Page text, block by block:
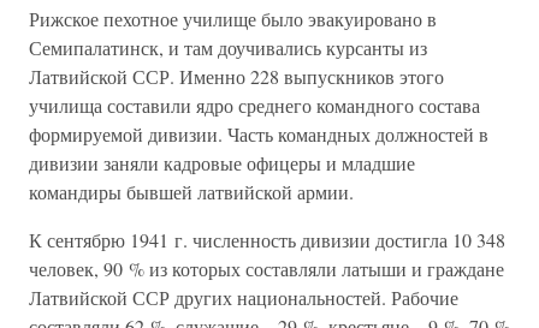
Рижское пехотное училище было эвакуировано в
Семипалатинск, и там доучивались курсанты из
Латвийской ССР. Именно 228 выпускников этого
училища составили ядро среднего командного состава
формируемой дивизии. Часть командных должностей в
дивизии заняли кадровые офицеры и младшие
командиры бывшей латвийской армии.
К сентябрю 1941 г. численность дивизии достигла 10 348
человек, 90 % из которых составляли латыши и граждане
Латвийской ССР других национальностей. Рабочие